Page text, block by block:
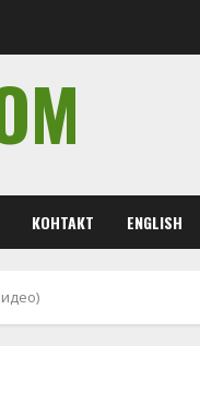
КОНТАКТ ENGLISH